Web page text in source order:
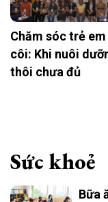
Chăm sóc trẻ
côi: Khi nuôi
thôi chưa đủ
Sức khoẻ
Bữa